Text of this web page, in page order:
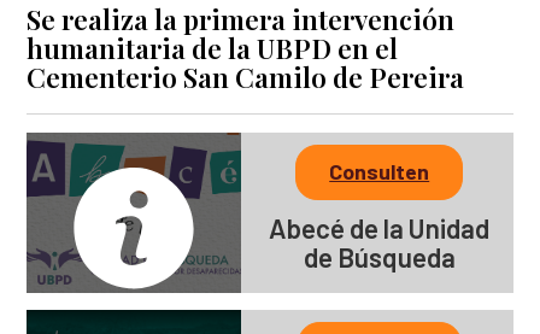
Se realiza la primera intervención
humanitaria de la UBPD en el
Cementerio San Camilo de Pereira
Consulten
Abecé de la Unidad
de Búsqueda